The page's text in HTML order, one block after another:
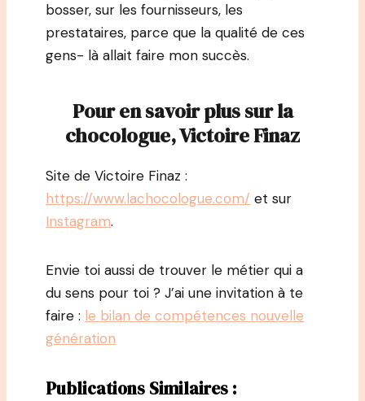
bosser, sur les fournisseurs, les
prestataires, parce que la qualité de ces
gens- là allait faire mon succès.
Pour en savoir plus sur la
chocologue, Victoire Finaz
Site de Victoire Finaz :
https://www.lachocologue.com/ et sur
Instagram.
Envie toi aussi de trouver le métier qui a
du sens pour toi ? J’ai une invitation à te
faire : le bilan de compétences nouvelle
génération
Publications Similaires :